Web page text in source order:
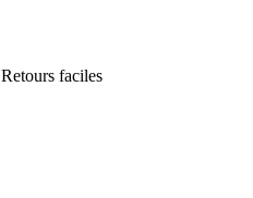
Retours faciles